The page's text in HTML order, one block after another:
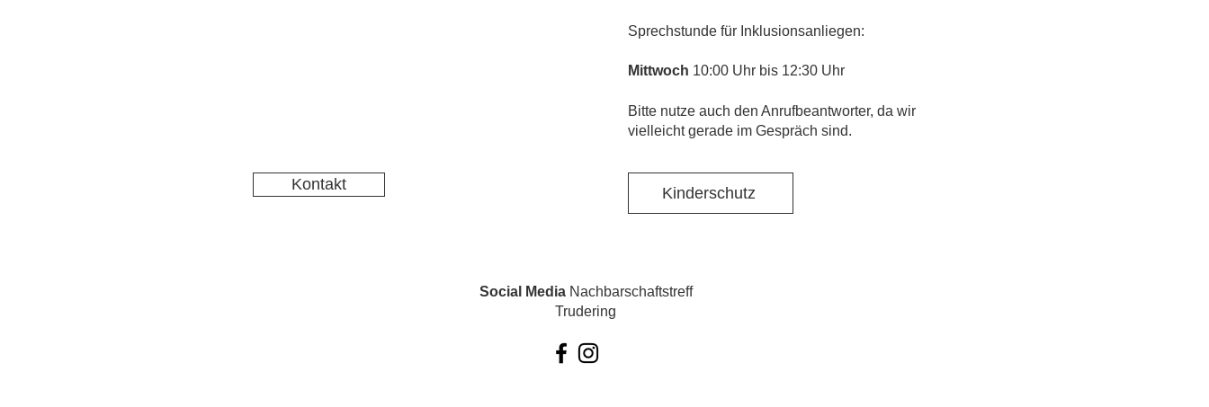
Kontakt
Sprechstunde für Inklusionsanliegen:
Mittwoch 10:00 Uhr bis 12:30 Uhr
​Bitte nutze auch den Anrufbeantworter, da wir
vielleicht gerade im Gespräch sind.
Kinderschutz
Social MediaNachbarschaftstreff
Trudering